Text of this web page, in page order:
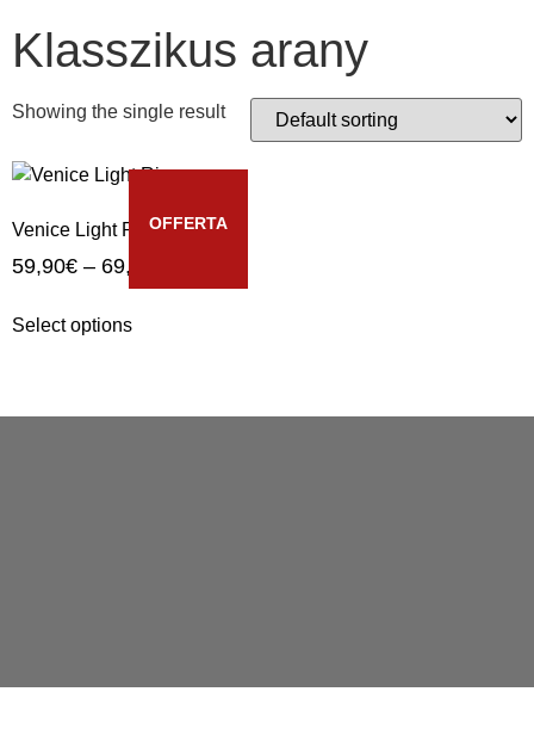
Klasszikus arany
Showing the single result
OFFERTA
Venice Light Riva
59,90€ – 69,90
Select options